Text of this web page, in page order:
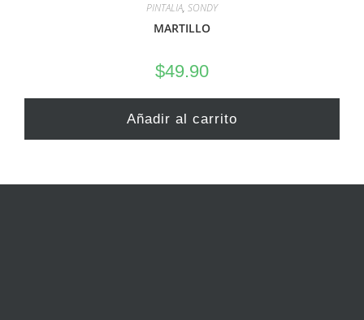
PINTALIA, SONDY
MARTILLO
$49.90
Añadir al carrito